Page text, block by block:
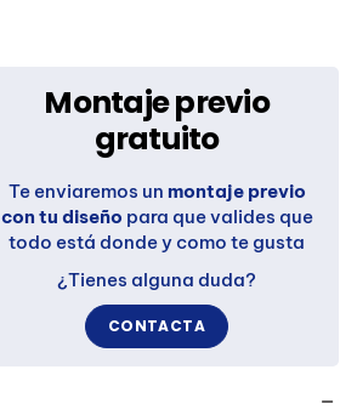
Montaje previo
gratuito
Te enviaremos un montaje previo
con tu diseño para que valides que
todo está donde y como te gusta
¿Tienes alguna duda?
CONTACTA